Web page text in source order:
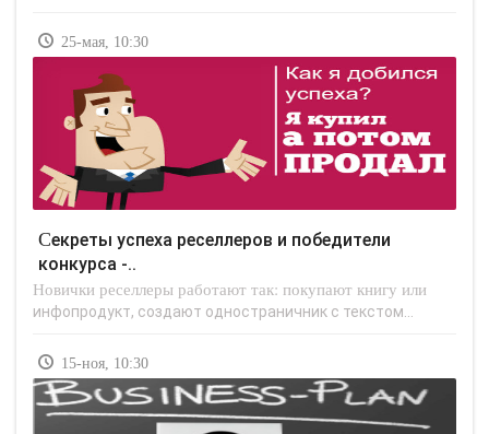
25-мая, 10:30
Секреты успеха реселлеров и победители
конкурса -..
Новички реселлеры работают так: покупают книгу или
инфопродукт, создают одностраничник с текстом...
15-ноя, 10:30